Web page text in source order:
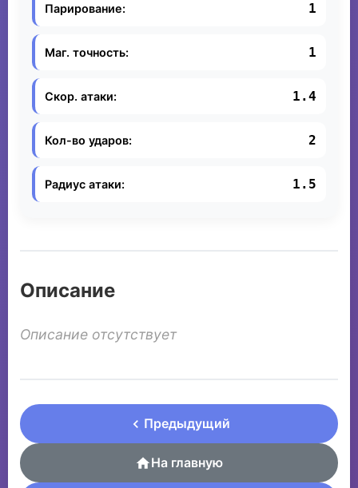
Парирование: 1
Маг. точность: 1
Скор. атаки: 1.4
Кол-во ударов: 2
Радиус атаки: 1.5
Описание
Описание отсутствует
Предыдущий
На главную